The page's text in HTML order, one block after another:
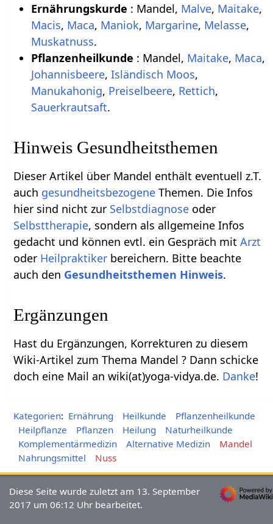
Ernährungskurde : Mandel, Malve, Maitake,
Macis, Maca, Maniok, Margarine, Melasse,
Muskatnuss.
Pflanzenheilkunde : Mandel, Maitake, Maca,
Johannisbeere, Isländisch Moos,
Manukahonig, Preiselbeere, Rettich,
Sauerkrautsaft.
Hinweis Gesundheitsthemen
Dieser Artikel über Mandel enthält eventuell z.T.
auch gesundheitsbezogene Themen. Die Infos
hier sind nicht zur Selbstdiagnose oder
Selbsttherapie, sondern als allgemeine Infos
gedacht und können evtl. ein Gespräch mitArzt
oder Heilpraktiker bereichern. Bitte beachte
auch den Gesundheitsthemen Hinweis.
Ergänzungen
Hast du Ergänzungen, Korrekturen zu diesem
Wiki-Artikel zum Thema Mandel ? Dann schicke
doch eine Mail an wiki(at)yoga-vidya.de. Danke!
Kategorien: Ernährung Heilkunde
Pflanzenheilkunde
Heilpflanze
Pflanzen Heilung
Naturheilkunde
Komplementärmedizin
Alternative Medizin
Mandel
Nahrungsmittel
Nuss
Diese Seite wurde zuletzt am 13. September
2017 um 06:12 Uhr bearbeitet.